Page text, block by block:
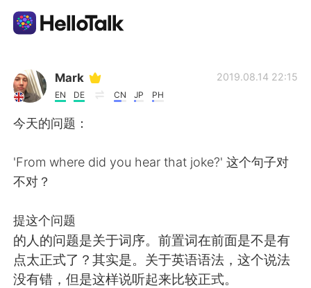
App di scambio linguistico
AI Grammar Checker
繁體中文 Español
العربية Français
Mark
EN DE CN JP PH
2019.08.14 22:15
今天的问题：
'From where did you hear that joke?' 这个句子对
不对？
提这个问题
的人的问题是关于词序。前置词在前面是不是有
点太正式了？其实是。关于英语语法，这个说法
没有错，但是这样说听起来比较正式。